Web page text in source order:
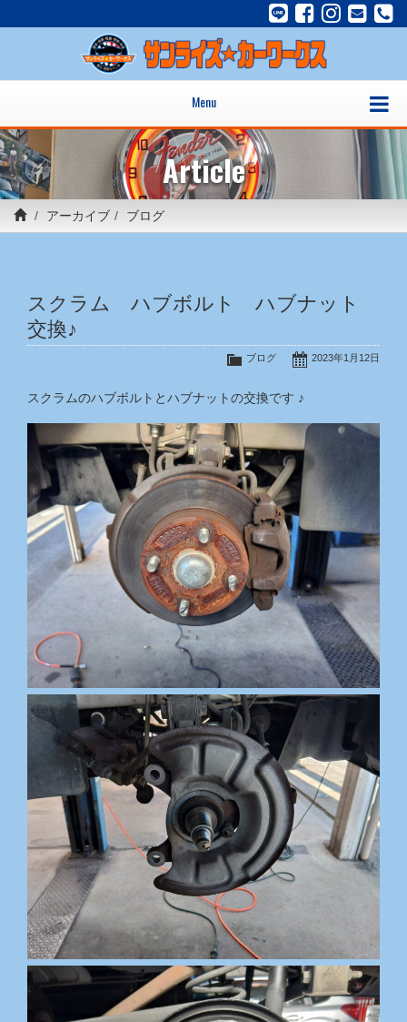
Menu
Article
アーカイブ ブログ
スクラム ハブボルト ハブナット
交換♪
2023年1月12日
ブログ
スクラムのハブボルトとハブナットの交換です ♪